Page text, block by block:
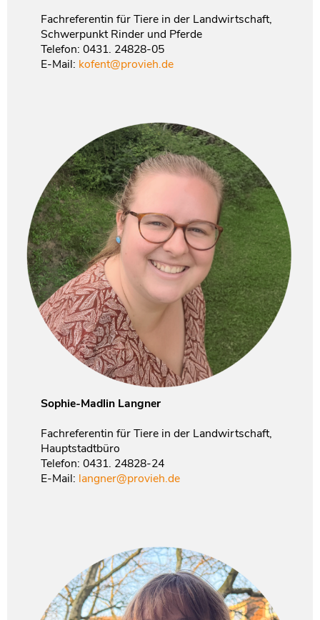
Fachreferentin für Tiere in der Landwirtschaft,
Schwerpunkt Rinder und Pferde
Telefon: 0431. 24828-05
E-Mail: kofent@provieh.de
Sophie-Madlin Langner
Fachreferentin für Tiere in der Landwirtschaft,
Hauptstadtbüro
Telefon: 0431. 24828-24
E-Mail: langner@provieh.de